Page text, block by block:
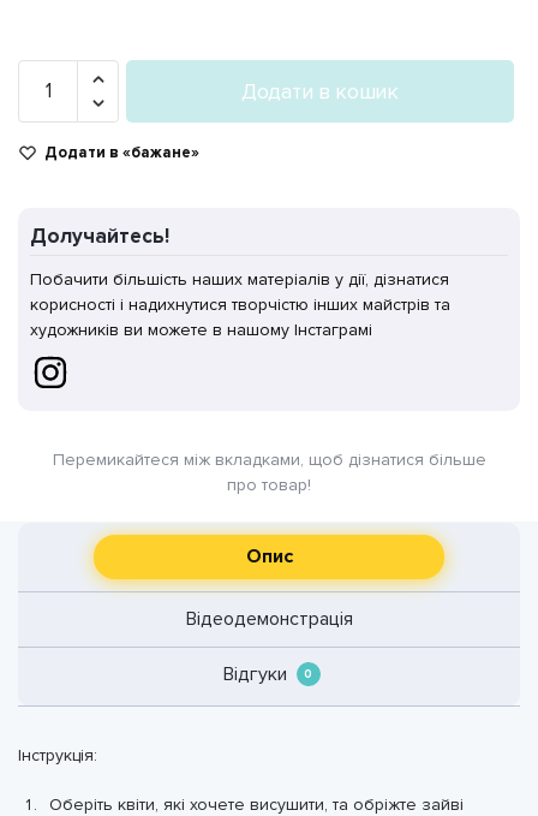
Середній
силікагель
для
кількість
Додати в кошик
Додати в «бажане»
Долучайтесь!
Побачити більшість наших матеріалів у дії, дізнатися
корисності і надихнутися творчістю інших майстрів та
художників ви можете в нашому Інстаграмі
Перемикайтеся між вкладками, щоб дізнатися більше
про товар!
Опис
Відеодемонстрація
Відгуки 0
Інструкція:
Оберіть квіти, які хочете висушити, та обріжте зайві